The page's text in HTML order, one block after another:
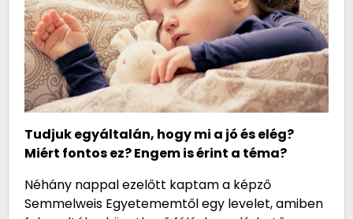
Tudjuk egyáltalán, hogy mi a jó és elég?
Miért fontos ez? Engem is érint a téma?
Néhány nappal ezelőtt kaptam a képző
Semmelweis Egyetememtől egy levelet, amiben